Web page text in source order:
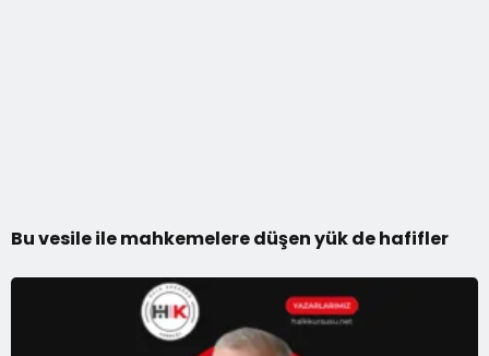
Bu vesile ile mahkemelere düşen yük de hafifler